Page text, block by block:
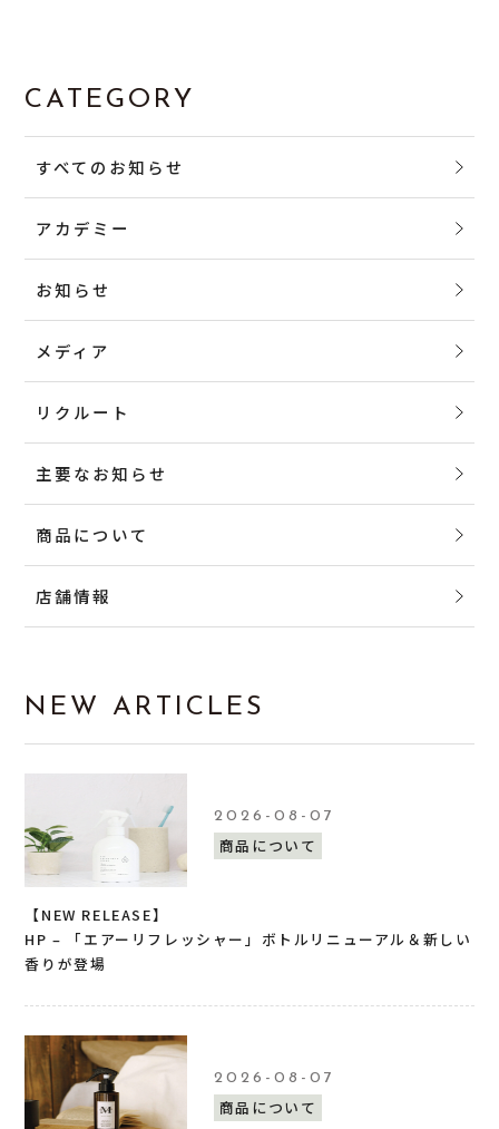
CATEGORY
すべてのお知らせ
アカデミー
お知らせ
メディア
リクルート
主要なお知らせ
商品について
店舗情報
NEW ARTICLES
2026-08-07
商品について
【NEW RELEASE】
HP – 「エアーリフレッシャー」ボトルリニューアル＆新しい
香りが登場
2026-08-07
商品について